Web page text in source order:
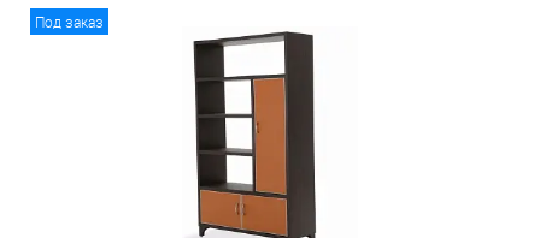
Под заказ